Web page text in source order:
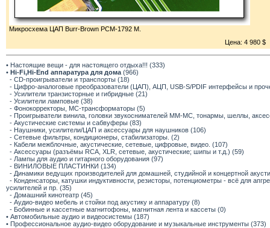
Микросхема ЦАП Burr-Brown PCM-1792 M.
Цена: 4 980 $
• Настоящие вещи - для настоящего отдыха!!! (333)
• Hi-Fi,Hi-End аппаратура для дома (966)
- CD-проигрыватели и транспорты (18)
- Цифро-аналоговые преобразователи (ЦАП), АЦП, USB-S/PDIF интерфейсы и
- Усилители транзисторные и гибридные (21)
- Усилители ламповые (38)
- Фонокорректоры, МС-трансформаторы (5)
- Проигрыватели винила, головки звукоснимателей ММ-МС, тонармы, шеллы,
- Акустические системы и сабвуферы (83)
- Наушники, усилители/ЦАП и аксессуары для наушников (106)
- Сетевые фильтры, кондиционеры, стабилизаторы. (2)
- Кабели межблочные, акустические, сетевые, цифровые, видео. (107)
- Аксессуары (разъёмы RCA, XLR, сетевые, акустические; шипы и т.д.) (59)
- Лампы для аудио и гитарного оборудования (97)
- ВИНИЛОВЫЕ ПЛАСТИНКИ (134)
- Динамики ведущих производителей для домашней, студийной и концертной
- Конденсаторы, катушки индуктивности, резисторы, потенциометры - всё для
усилителей и пр. (35)
- Домашний кинотеатр (45)
- Аудио-видео мебель и стойки под акустику и аппаратуру (8)
- Бобинные и кассетные магнитофоны, магнитная лента и кассеты (0)
• Автомобильные аудио и видеосистемы (187)
• Профессиональное аудио-видео оборудование и музыкальные инструменты (373)